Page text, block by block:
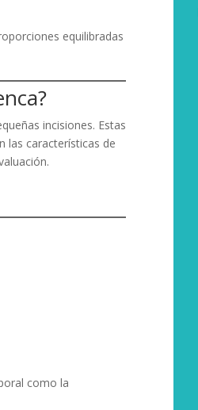
equilibradas
incisiones. Estas
las características de
como la